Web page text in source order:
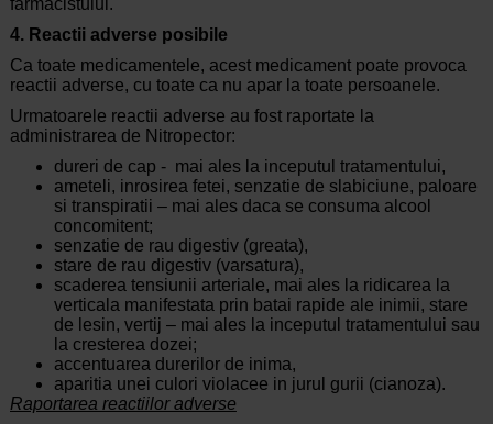
farmacistului.
4. Reactii adverse posibile
Ca toate medicamentele, acest medicament poate provoca
reactii adverse, cu toate ca nu apar la toate persoanele.
Urmatoarele reactii adverse au fost raportate la
administrarea de Nitropector:
dureri de cap - mai ales la inceputul tratamentului,
ameteli, inrosirea fetei, senzatie de slabiciune, paloare
si transpiratii – mai ales daca se consuma alcool
concomitent;
senzatie de rau digestiv (greata),
stare de rau digestiv (varsatura),
scaderea tensiunii arteriale, mai ales la ridicarea la
verticala manifestata prin batai rapide ale inimii, stare
de lesin, vertij – mai ales la inceputul tratamentului sau
la cresterea dozei;
accentuarea durerilor de inima,
aparitia unei culori violacee in jurul gurii (cianoza).
Raportarea reactiilor adverse